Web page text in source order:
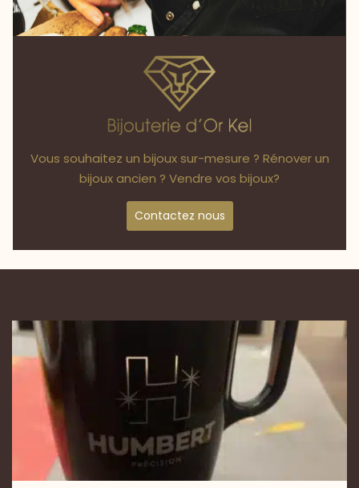
Vous souhaitez un bijoux sur-mesure ? Rénover un
bijoux ancien ? Vendre vos bijoux?
Contactez nous